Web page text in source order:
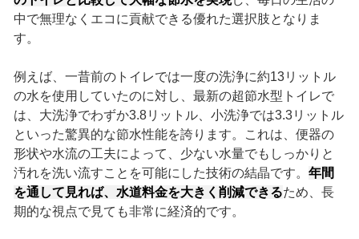
中で無理なくエコに貢献できる優れた選択肢となりま
す。
例えば、一昔前のトイレでは一度の洗浄に約13リットル
の水を使用していたのに対し、最新の超節水型トイレで
は、大洗浄でわずか3.8リットル、小洗浄では3.3リットル
といった驚異的な節水性能を誇ります。これは、便器の
形状や水流の工夫によって、少ない水量でもしっかりと
汚れを洗い流すことを可能にした技術の結晶です。 年間
を通して見れば、水道料金を大きく削減できるため、長
期的な視点で見ても非常に経済的です。